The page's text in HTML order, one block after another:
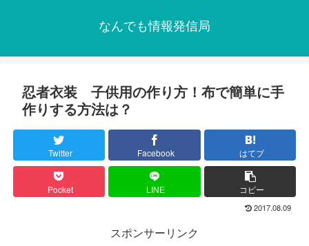
なんでも情報発信局
忍者衣装 子供用の作り方！布で簡単に手
作りする方法は？
Twitter Facebook はてブ
Pocket LINE コピー
2017.08.09
スポンサーリンク